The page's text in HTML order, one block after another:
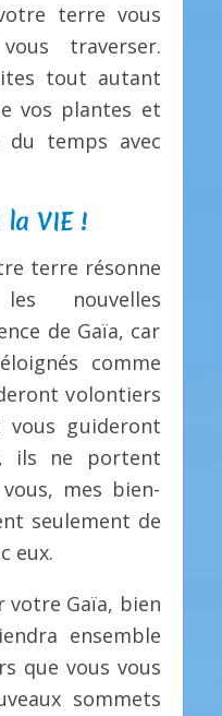
terre vous
traverser.
tout autant
vos plantes et
du temps avec
la VIE !
terre résonne
nouvelles
de Gaïa, car
comme
volontiers
guideront
ils ne portent
mes bien-
seulement de
eux.
votre Gaïa, bien
ensemble
que vous vous
sommets